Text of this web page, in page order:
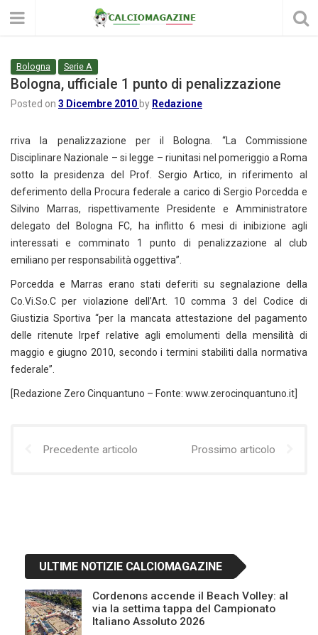
Bologna Serie A
Bologna, ufficiale 1 punto di penalizzazione
Posted on 3 Dicembre 2010 by Redazione
rriva la penalizzazione per il Bologna. “La Commissione
Disciplinare Nazionale – si legge – riunitasi nel pomeriggio a Roma
sotto la presidenza del Prof. Sergio Artico, in riferimento al
deferimento della Procura federale a carico di Sergio Porcedda e
Silvino Marras, rispettivamente Presidente e Amministratore
delegato del Bologna FC, ha inflitto 6 mesi di inibizione agli
interessati e comminato 1 punto di penalizzazione al club
emiliano per responsabilità oggettiva”.
Porcedda e Marras erano stati deferiti su segnalazione della
Co.Vi.So.C per violazione dell’Art. 10 comma 3 del Codice di
Giustizia Sportiva “per la mancata attestazione del pagamento
delle ritenute Irpef relative agli emolumenti della mensilità di
maggio e giugno 2010, secondo i termini stabiliti dalla normativa
federale”.
[Redazione Zero Cinquantuno – Fonte: www.zerocinquantuno.it]
Precedente articolo Prossimo articolo
ULTIME NOTIZIE CALCIOMAGAZINE
Cordenons accende il Beach Volley: al
via la settima tappa del Campionato
Italiano Assoluto 2026